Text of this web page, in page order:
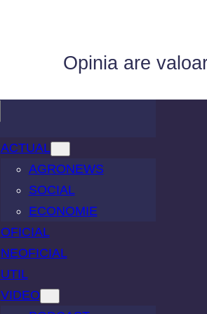
Opinia are
ACTUAL
AGRONEWS
SOCIAL
ECONOMIE
OFICIAL
NEOFICIAL
UTIL
VIDEO